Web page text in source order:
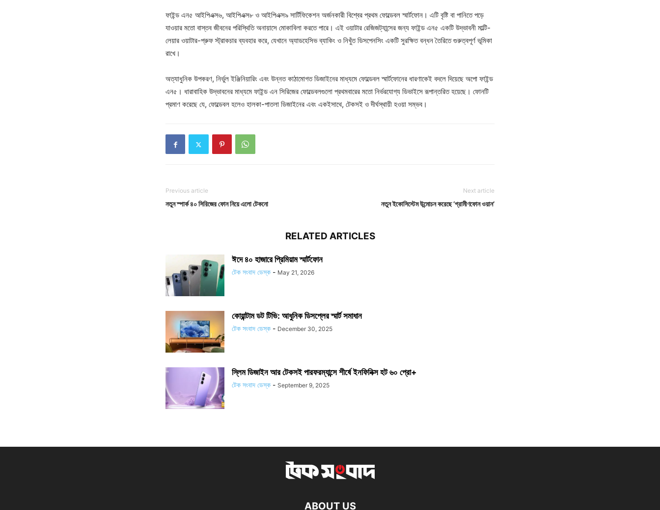
ফাইন্ড এন৫ আইপিএক্স৬, আইপিএক্স৮ ও আইপিএক্স৯ সার্টিফিকেশন অর্জনকারী বিশ্বের প্রথম ফোল্ডেবল স্মার্টফোন। এটি বৃষ্টি বা পানিতে পড়ে
যাওয়ার মতো বাস্তব জীবনের পরিস্থিতি অনায়াসে মোকাবিলা করতে পারে। এই ওয়াটার রেজিজট্যান্সের জন্য ফাইন্ড এন৫ একটি উদ্ভাবনী মাল্টি-
লেয়ার ওয়াটার-প্রুফ স্ট্রাকচার ব্যবহার করে, যেখানে অ্যাডহেসিভ ব্যাকিং ও নিখুঁত ডিসপেনসিং একটি সুরক্ষিত বন্ধন তৈরিতে গুরুত্বপূর্ণ ভূমিকা
রাখে।
অত্যাধুনিক উপকরণ, নির্ভুল ইঞ্জিনিয়ারিং এবং উন্নত কাঠামোগত ডিজাইনের মাধ্যমে ফোল্ডেবল স্মার্টফোনের ধারণাকেই বদলে দিয়েছে অপো ফাইন্ড
এন৫। ধারাবাহিক উদ্ভাবনের মাধ্যমে ফাইন্ড এন সিরিজের ফোল্ডেবলগুলো প্রথমবারের মতো নির্ভরযোগ্য ডিভাইসে রূপান্তরিত হয়েছে। ফোনটি
প্রমাণ করেছে যে, ফোল্ডেবল হলেও হালকা-পাতলা ডিজাইনের এবং একইসাথে, টেকসই ও দীর্ঘস্থায়ী হওয়া সম্ভব।
Previous article
নতুন স্পার্ক ৪০ সিরিজের ফোন নিয়ে এলো টেকনো
Next article
নতুন ইকোসিস্টেম উন্মোচন করেছে ‘গ্রামীণফোন ওয়ান’
RELATED ARTICLES
ঈদে ৪০ হাজারে প্রিমিয়াম স্মার্টফোন
টেক সংবাদ ডেস্ক - May 21, 2026
কোয়ান্টাম ডট টিভি: আধুনিক ডিসপ্লের স্মার্ট সমাধান
টেক সংবাদ ডেস্ক - December 30, 2025
স্লিম ডিজাইন আর টেকসই পারফরম্যান্সে শীর্ষে ইনফিনিক্স হট ৬০ প্রো+
টেক সংবাদ ডেস্ক - September 9, 2025
ABOUT US